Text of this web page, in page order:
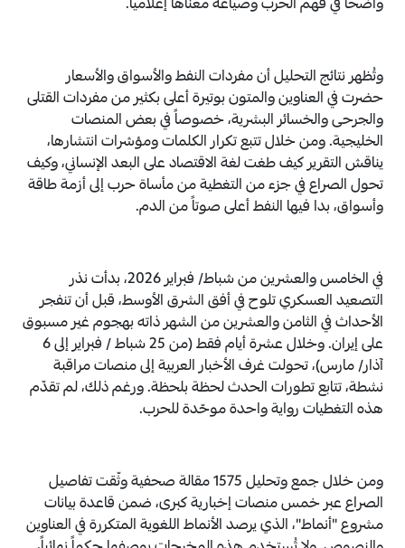
واضحاً في فهم الحرب وصياغة معناها إعلامياً.
وتُظهر نتائج التحليل أن مفردات النفط والأسواق والأسعار
حضرت في العناوين والمتون بوتيرة أعلى بكثير من مفردات القتلى
والجرحى والخسائر البشرية، خصوصاً في بعض المنصات
الخليجية. ومن خلال تتبع تكرار الكلمات ومؤشرات انتشارها،
يناقش التقرير كيف طغت لغة الاقتصاد على البعد الإنساني، وكيف
تحول الصراع في جزء من التغطية من مأساة حرب إلى أزمة طاقة
وأسواق، بدا فيها النفط أعلى صوتاً من الدم.
في الخامس والعشرين من شباط/ فبراير 2026، بدأت نذر
التصعيد العسكري تلوح في أفق الشرق الأوسط، قبل أن تنفجر
الأحداث في الثامن والعشرين من الشهر ذاته بهجوم غير مسبوق
على إيران. وخلال عشرة أيام فقط (من 25 شباط / فبراير إلى 6
آذار/ مارس)، تحولت غرف الأخبار العربية إلى منصات مراقبة
نشطة، تتابع تطورات الحدث لحظة بلحظة. ورغم ذلك، لم تقدّم
هذه التغطيات رواية واحدة موحّدة للحرب.
ومن خلال جمع وتحليل 1575 مقالة صحفية وثّقت تفاصيل
الصراع عبر خمس منصات إخبارية كبرى، ضمن قاعدة بيانات
مشروع "أنماط"، الذي يرصد الأنماط اللغوية المتكررة في العناوين